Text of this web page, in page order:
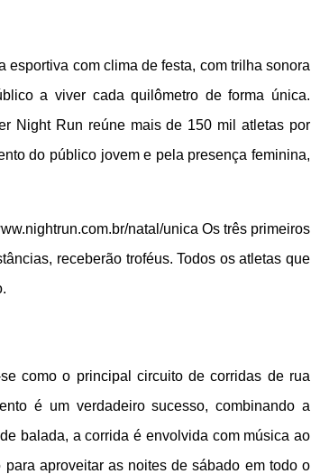
com clima de festa, com trilha sonora
a viver cada quilômetro de forma única.
Night Run reúne mais de 150 mil atletas por
do público jovem e pela presença feminina,
natal/unica Os três primeiros
receberão troféus. Todos os atletas que
como o principal circuito de corridas de rua
é um verdadeiro sucesso, combinando a
balada, a corrida é envolvida com música ao
aproveitar as noites de sábado em todo o